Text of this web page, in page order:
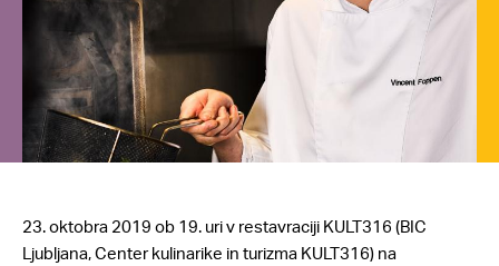
23. oktobra 2019 ob 19. uri v restavraciji KULT316 (BIC
Ljubljana, Center kulinarike in turizma KULT316) na